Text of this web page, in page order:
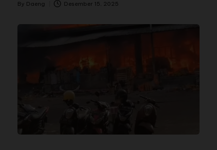
By Daeng Desember 15, 2025